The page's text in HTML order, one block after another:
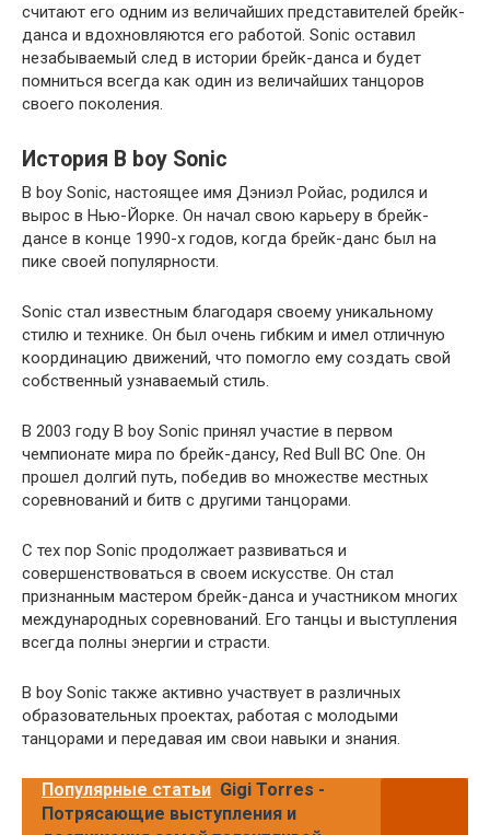
считают его одним из величайших представителей брейк-
данса и вдохновляются его работой. Sonic оставил
незабываемый след в истории брейк-данса и будет
помниться всегда как один из величайших танцоров
своего поколения.
История B boy Sonic
B boy Sonic, настоящее имя Дэниэл Ройас, родился и
вырос в Нью-Йорке. Он начал свою карьеру в брейк-
дансе в конце 1990-х годов, когда брейк-данс был на
пике своей популярности.
Sonic стал известным благодаря своему уникальному
стилю и технике. Он был очень гибким и имел отличную
координацию движений, что помогло ему создать свой
собственный узнаваемый стиль.
В 2003 году B boy Sonic принял участие в первом
чемпионате мира по брейк-дансу, Red Bull BC One. Он
прошел долгий путь, победив во множестве местных
соревнований и битв с другими танцорами.
С тех пор Sonic продолжает развиваться и
совершенствоваться в своем искусстве. Он стал
признанным мастером брейк-данса и участником многих
международных соревнований. Его танцы и выступления
всегда полны энергии и страсти.
B boy Sonic также активно участвует в различных
образовательных проектах, работая с молодыми
танцорами и передавая им свои навыки и знания.
Популярные статьи Gigi Torres -
Потрясающие выступления и